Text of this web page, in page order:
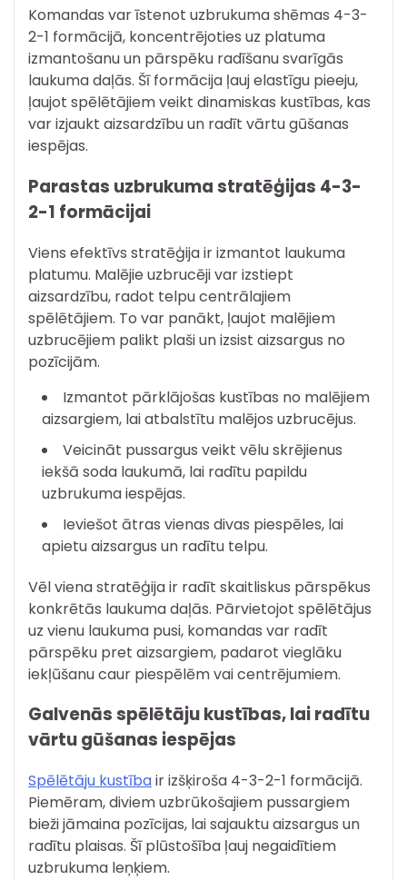
Komandas var īstenot uzbrukuma shēmas 4-3-
2-1 formācijā, koncentrējoties uz platuma
izmantošanu un pārspēku radīšanu svarīgās
laukuma daļās. Šī formācija ļauj elastīgu pieeju,
ļaujot spēlētājiem veikt dinamiskas kustības, kas
var izjaukt aizsardzību un radīt vārtu gūšanas
iespējas.
Parastas uzbrukuma stratēģijas 4-3-
2-1 formācijai
Viens efektīvs stratēģija ir izmantot laukuma
platumu. Malējie uzbrucēji var izstiept
aizsardzību, radot telpu centrālajiem
spēlētājiem. To var panākt, ļaujot malējiem
uzbrucējiem palikt plaši un izsist aizsargus no
pozīcijām.
Izmantot pārklājošas kustības no malējiem
aizsargiem, lai atbalstītu malējos uzbrucējus.
Veicināt pussargus veikt vēlu skrējienus
iekšā soda laukumā, lai radītu papildu
uzbrukuma iespējas.
Ieviešot ātras vienas divas piespēles, lai
apietu aizsargus un radītu telpu.
Vēl viena stratēģija ir radīt skaitliskus pārspēkus
konkrētās laukuma daļās. Pārvietojot spēlētājus
uz vienu laukuma pusi, komandas var radīt
pārspēku pret aizsargiem, padarot vieglāku
iekļūšanu caur piespēlēm vai centrējumiem.
Galvenās spēlētāju kustības, lai radītu
vārtu gūšanas iespējas
Spēlētāju kustībair izšķiroša 4-3-2-1 formācijā.
Piemēram, diviem uzbrūkošajiem pussargiem
bieži jāmaina pozīcijas, lai sajauktu aizsargus un
radītu plaisas. Šī plūstošība ļauj negaidītiem
uzbrukuma leņķiem.